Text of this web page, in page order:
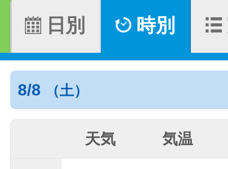
日別 時別
8/8 （土）
天気 気温